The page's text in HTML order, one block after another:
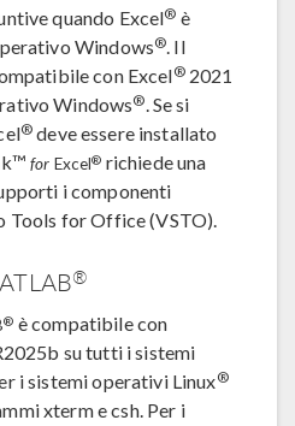
quando Excel® è
Windows®. Il
con Excel®2021
Windows®. Se si
® deve essere installato
for Excel® richiede una
i componenti
Tools for Office (VSTO).
®
® è compatibile con
su tutti i sistemi
i sistemi operativi Linux®
xterm e csh. Per i